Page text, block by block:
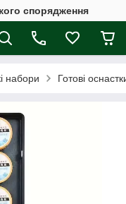
спорядження
набори Готові